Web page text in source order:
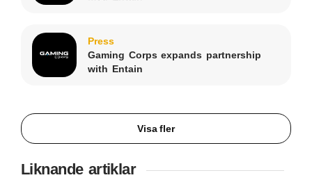
Press
Gaming Corps expands partnership
with Entain
Visa fler
Liknande artiklar